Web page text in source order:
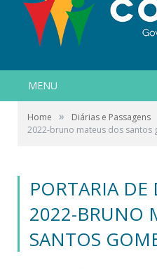
MENU
Home » Diárias e Passagens
2022-bruno mateus dos santos
PORTARIA
2022-BRUNO
SANTOS